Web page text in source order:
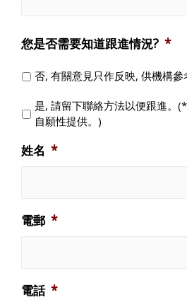
您是否需要知道跟進情況? *
否, 有關意見只作反映, 供機構參
是, 請留下聯絡方法以便跟進。
自願性提供。)
姓名 *
電郵 *
電話 *